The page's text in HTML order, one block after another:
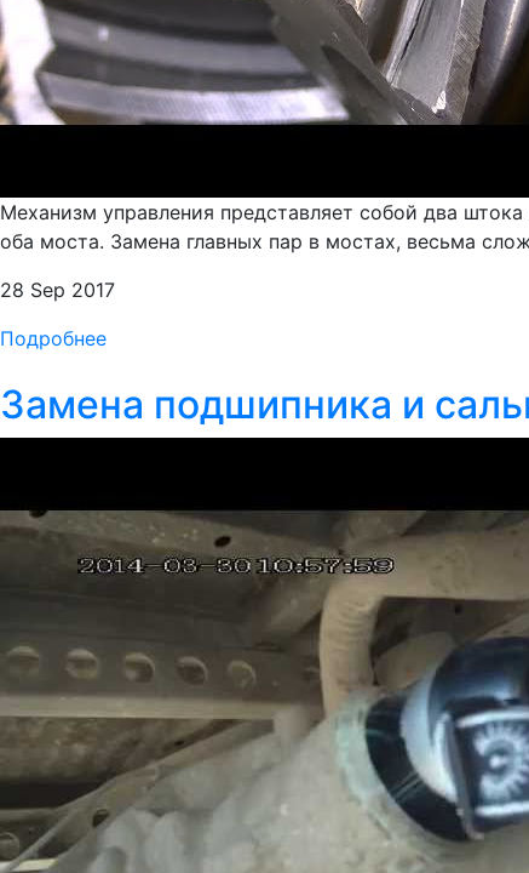
Механизм управления представляет собой два
оба моста. Замена главных пар в мостах, весьма
28 Sep 2017
Подробнее
Замена подшипника и